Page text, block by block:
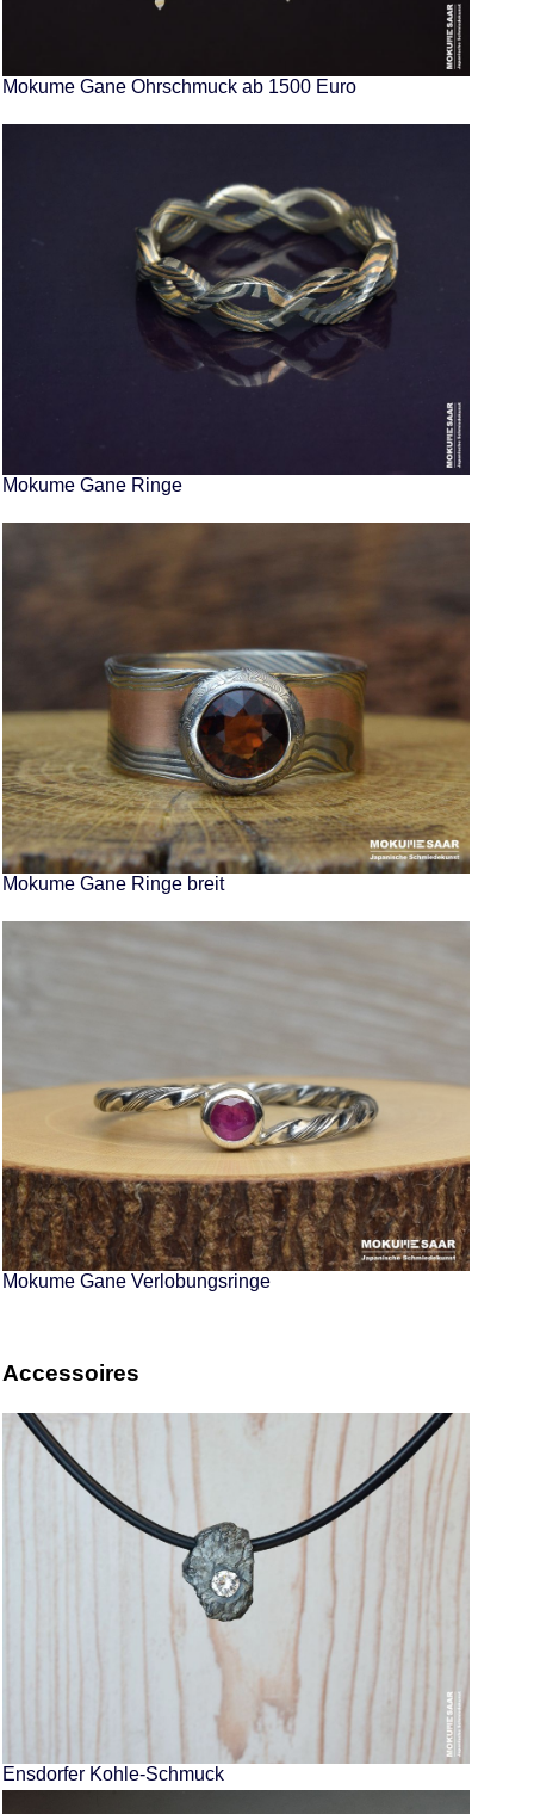
Mokume Gane Ohrschmuck ab 1500 Euro
Mokume Gane Ringe
Mokume Gane Ringe breit
Mokume Gane Verlobungsringe
Accessoires
Ensdorfer Kohle-Schmuck